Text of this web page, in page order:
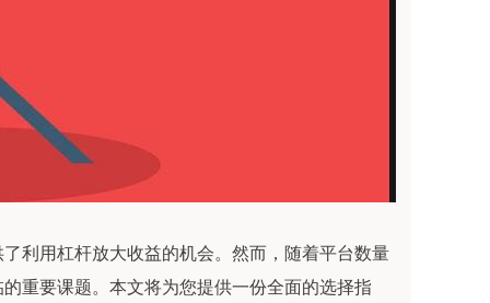
利用杠杆放大收益的机会。然而，随着平台数量
重要课题。本文将为您提供一份全面的选择指